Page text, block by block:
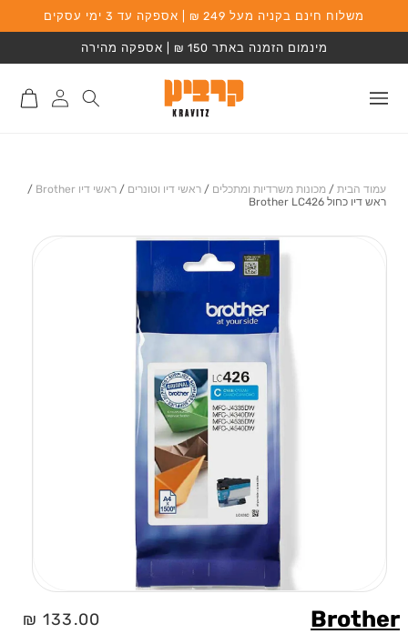
המשך לתוכן
משלוח חינם בקניה מעל 249 ₪ | אספקה עד 3 ימי עסקים
מינמום הזמנה באתר 150 ₪ | אספקה מהירה
התחברות
לאתר
סל
קניות
עמוד הבית / מכונות משרדיות ומתכלים / ראשי דיו וטונרים / ראשי דיו Brother
/
ראש דיו כחול Brother LC426
Brother
מחיר
133.00 ₪
מעבר למידע על
1